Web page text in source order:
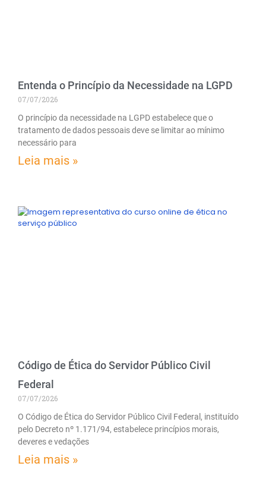
Entenda o Princípio da Necessidade na LGPD
07/07/2026
O princípio da necessidade na LGPD estabelece que o
tratamento de dados pessoais deve se limitar ao mínimo
necessário para
Leia mais »
Código de Ética do Servidor Público Civil
Federal
07/07/2026
O Código de Ética do Servidor Público Civil Federal, instituído
pelo Decreto nº 1.171/94, estabelece princípios morais,
deveres e vedações
Leia mais »